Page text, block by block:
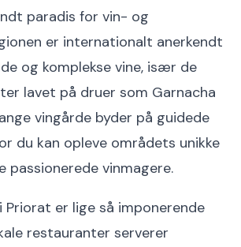
paradis for vin- og
er internationalt anerkendt
og komplekse vine, især de
lavet på druer som Garnacha
vingårde byder på guidede
du kan opleve områdets unikke
passionerede vinmagere.
Priorat er lige så imponerende
restauranter serverer